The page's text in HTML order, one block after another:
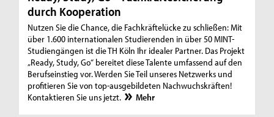
durch Kooperation
Nutzen Sie die Chance, die Fachkräftelücke zu schließen: Mit
über 1.600 internationalen Studierenden in über 50 MINT-
Studiengängen ist die TH Köln Ihr idealer Partner. Das Projekt
„Ready, Study, Go“ bereitet diese Talente umfassend auf den
Berufseinstieg vor. Werden Sie Teil unseres Netzwerks und
profitieren Sie von top-ausgebildeten Nachwuchskräften!
Kontaktieren Sie uns jetzt.
Mehr